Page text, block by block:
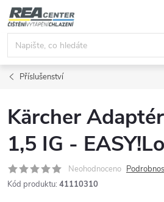
Přejít
na
obsah
Příslušenství
Kärcher
1,5 IG -
Neohodnoceno
Kód produktu: 41110310